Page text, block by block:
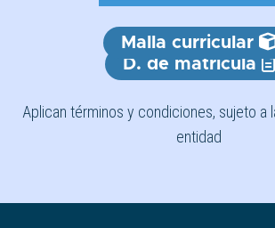
Malla curricular
D. de matrícula
Aplican términos y condiciones, sujeto a
entidad